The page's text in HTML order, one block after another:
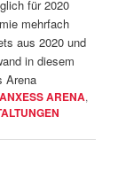
für 2020
mehrfach
aus 2020 und
in diesem
Arena
ARENA,